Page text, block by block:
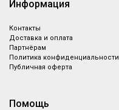
Информация
Контакты
Доставка и оплата
Партнёрам
Политика конфиденциальности
Публичная оферта
Помощь